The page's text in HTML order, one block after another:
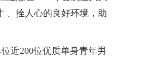
、拴人心的良好环境，助
近200位优质单身青年男